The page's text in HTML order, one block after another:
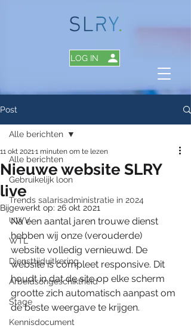
LOG IN
Post
Alle berichten
Gebruikelijk loon
Trends salarisadministratie in 2024
UWV
WTL
Diensttijduitkering
Arbeidsongeschiktheid
Stage
Kennisdocument
Alle berichten
Nieuwe website SLRY
live
11 okt 20211 minuten om te lezen
Bijgewerkt op: 26 okt 2021
Na een aantal jaren trouwe dienst
hebben wij onze (verouderde)
website volledig vernieuwd. De
website is compleet responsive. Dit
houdt in dat de site op elke scherm
grootte zich automatisch aanpast om
de beste weergave te krijgen.